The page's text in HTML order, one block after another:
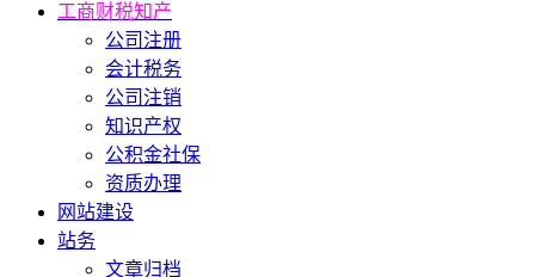
工商财税知产
公司注册
会计税务
公司注销
知识产权
公积金社保
资质办理
网站建设
站务
文章归档